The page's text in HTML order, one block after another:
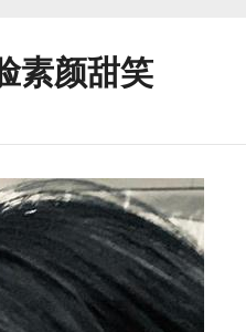
素颜甜笑